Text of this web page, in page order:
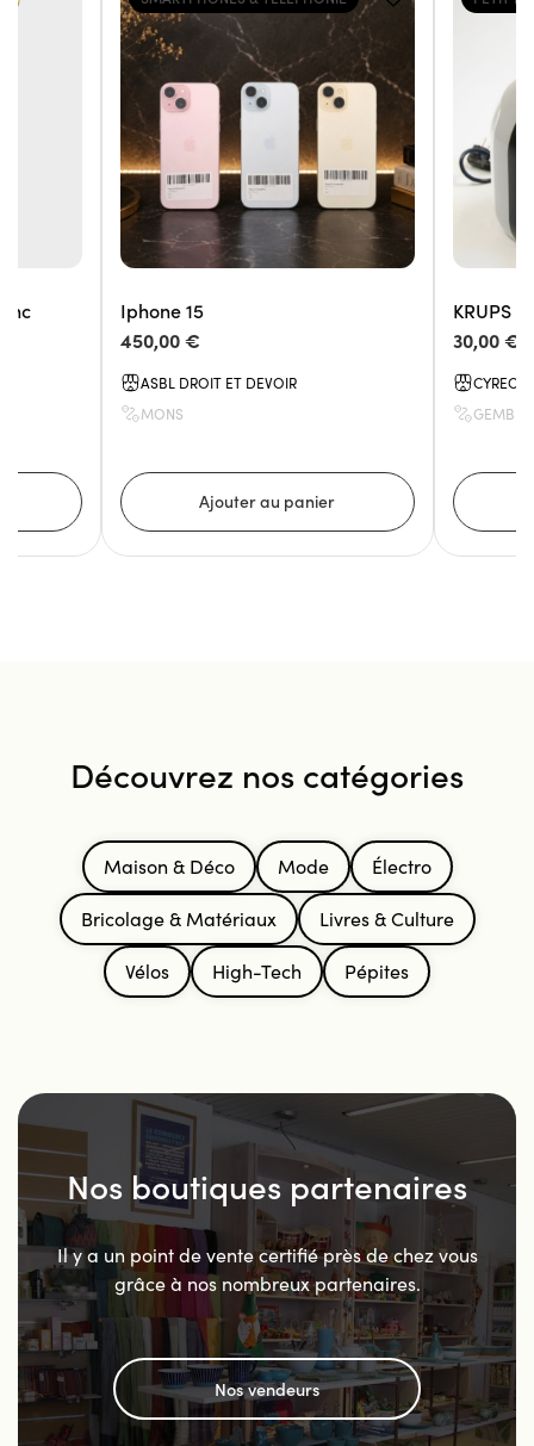
Iphone 15
450,00 €
ASBL DROIT ET DEVOIR
MONS
KRUPS
30,00 €
CYREO
Découvrez nos catégories
Maison & Déco Mode Électro
Bricolage & Matériaux Livres & Culture
Vélos High-Tech Pépites
Nos boutiques partenaires
Il y a un point de vente certifié près de chez vous
grâce à nos nombreux partenaires.
Nos vendeurs